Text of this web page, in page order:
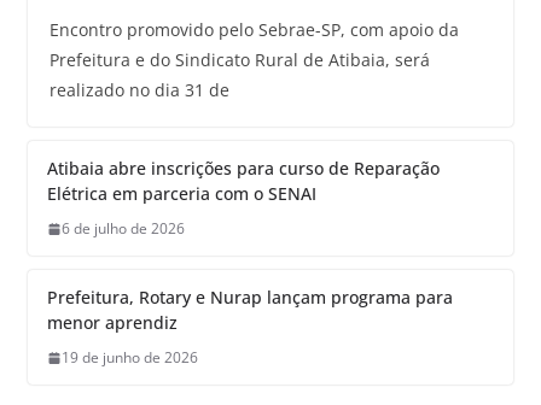
Encontro promovido pelo Sebrae-SP, com apoio da
Prefeitura e do Sindicato Rural de Atibaia, será
realizado no dia 31 de
Atibaia abre inscrições para curso de Reparação
Elétrica em parceria com o SENAI
6 de julho de 2026
Prefeitura, Rotary e Nurap lançam programa para
menor aprendiz
19 de junho de 2026